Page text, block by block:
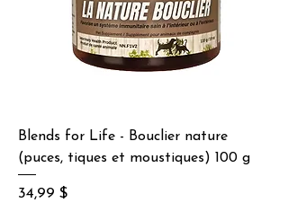
Blends for Life - Bouclier nature
(puces, tiques et moustiques) 100 g
Prix
34,99 $